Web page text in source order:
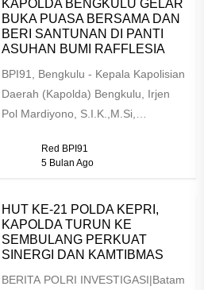
KAPOLDA BENGKULU GELAR
BUKA PUASA BERSAMA DAN
BERI SANTUNAN DI PANTI
ASUHAN BUMI RAFFLESIA
BPI91, Bengkulu - Kepala Kapolisian
Daerah (Kapolda) Bengkulu, Irjen
Pol Mardiyono, S.I.K.,M.Si,
anak yatim dan dhuafa...
Red BPI91
5 Bulan Ago
HUT KE-21 POLDA KEPRI,
KAPOLDA TURUN KE
SEMBULANG PERKUAT
SINERGI DAN KAMTIBMAS
BERITA POLRI INVESTIGASI|Batam